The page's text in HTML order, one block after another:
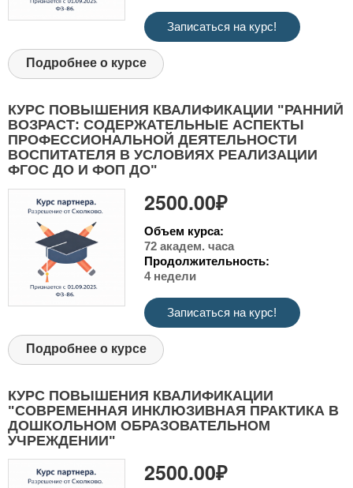
Записаться на курс!
Подробнее о курсе
КУРС ПОВЫШЕНИЯ КВАЛИФИКАЦИИ "РАННИЙ
ВОЗРАСТ: СОДЕРЖАТЕЛЬНЫЕ АСПЕКТЫ
ПРОФЕССИОНАЛЬНОЙ ДЕЯТЕЛЬНОСТИ
ВОСПИТАТЕЛЯ В УСЛОВИЯХ РЕАЛИЗАЦИИ
ФГОС ДО И ФОП ДО"
2500.00₽
Объем курса:
72 академ. часа
Продолжительность:
4 недели
Записаться на курс!
Подробнее о курсе
КУРС ПОВЫШЕНИЯ КВАЛИФИКАЦИИ
"СОВРЕМЕННАЯ ИНКЛЮЗИВНАЯ ПРАКТИКА В
ДОШКОЛЬНОМ ОБРАЗОВАТЕЛЬНОМ
УЧРЕЖДЕНИИ"
2500.00₽